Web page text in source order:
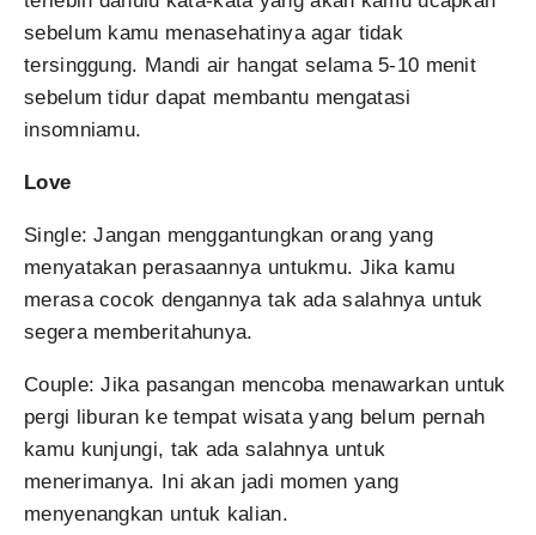
sebelum kamu menasehatinya agar tidak
tersinggung. Mandi air hangat selama 5-10 menit
sebelum tidur dapat membantu mengatasi
insomniamu.
Love
Single: Jangan menggantungkan orang yang
menyatakan perasaannya untukmu. Jika kamu
merasa cocok dengannya tak ada salahnya untuk
segera memberitahunya.
Couple: Jika pasangan mencoba menawarkan untuk
pergi liburan ke tempat wisata yang belum pernah
kamu kunjungi, tak ada salahnya untuk
menerimanya. Ini akan jadi momen yang
menyenangkan untuk kalian.